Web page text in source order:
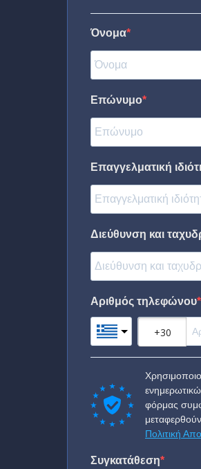
Όνομα
Επώνυμο
Επαγγελματική
Διεύθυνση και
Αριθμός τηλεφώνου
φόρμας
Πολιτική
Συγκατάθεση